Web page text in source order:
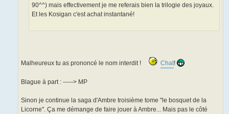
90^^) mais effectivement je me referais bien la trilogie des joyaux.
Et les Kosigan c'est achat instantané!
Malheureux tu as prononcé le nom interdit ! Chat!
Blague à part : -----> MP
Sinon je continue la saga d'Ambre troisième tome "le bosquet de la
Licorne". Ça me démange de faire jouer à Ambre... Mais pas le côté